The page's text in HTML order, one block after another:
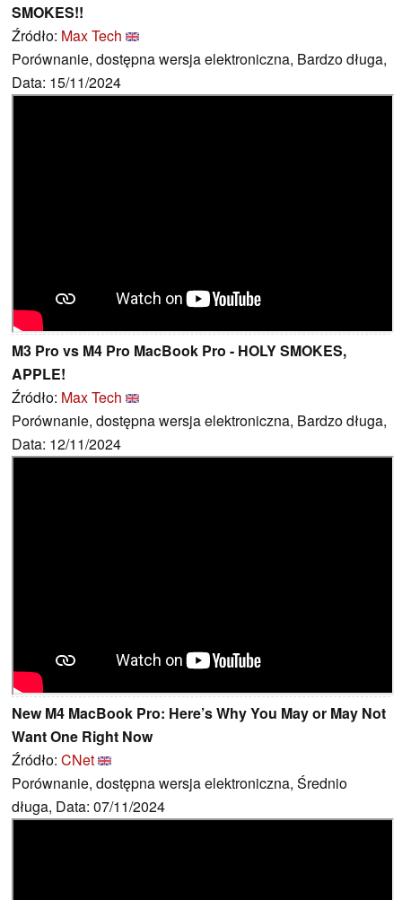
SMOKES!!
Źródło: Max Tech
Porównanie, dostępna wersja elektroniczna, Bardzo długa,
Data: 15/11/2024
M3 Pro vs M4 Pro MacBook Pro - HOLY SMOKES,
APPLE!
Źródło: Max Tech
Porównanie, dostępna wersja elektroniczna, Bardzo długa,
Data: 12/11/2024
New M4 MacBook Pro: Here’s Why You May or May Not
Want One Right Now
Źródło: CNet
Porównanie, dostępna wersja elektroniczna, Średnio
długa, Data: 07/11/2024